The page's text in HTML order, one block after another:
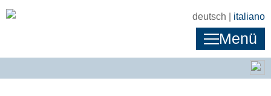
deutsch | italiano
Menü